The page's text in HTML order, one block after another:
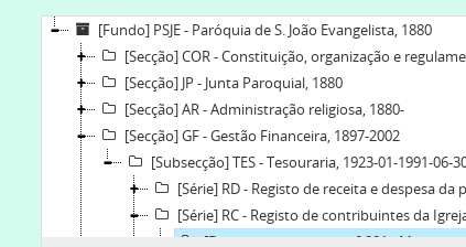
[Fundo] PSJE - Paróquia de S. João Evangelista, 1880
[Secção] COR - Constituição, organização e
[Secção] JP - Junta Paroquial, 1880
[Secção] AR - Administração religiosa, 1880-
[Secção] GF - Gestão Financeira, 1897-2002
[Subsecção] TES - Tesouraria, 1923-01-1991-06-
[Série] RD - Registo de receita e despesa da
[Série] RC - Registo de contribuintes da
[Documento composto] 001 - Membros